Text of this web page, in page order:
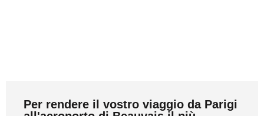
Per rendere il vostro viaggio da Parigi